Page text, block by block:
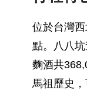
位於台灣
點。八八
麴酒共
馬祖歷史